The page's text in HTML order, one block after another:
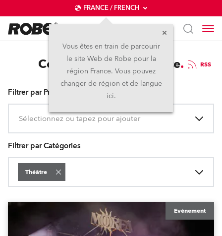
FRANCE / FRENCH
Vous êtes en train de parcourir
le site Web de Robe pour la
région France. Vous pouvez
changer de région et de langue
ici.
Communiqués de presse RSS
Filtrer par Produits
Sélectionnez ou tapez pour ajouter
Filtrer par Catégories
Théâtre
Evènement